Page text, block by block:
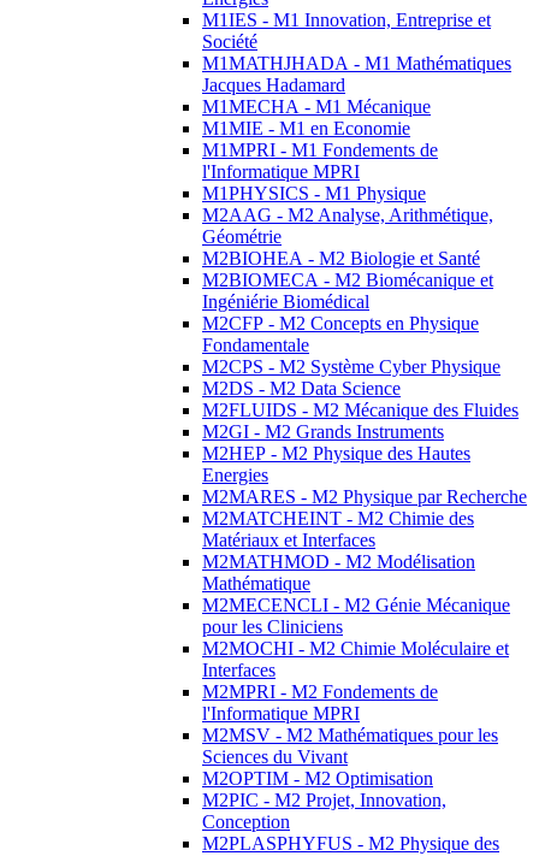
M1IES - M1 Innovation, Entreprise et
Société
M1MATHJHADA - M1 Mathématiques
Jacques Hadamard
M1MECHA - M1 Mécanique
M1MIE - M1 en Economie
M1MPRI - M1 Fondements de
l'Informatique MPRI
M1PHYSICS - M1 Physique
M2AAG - M2 Analyse, Arithmétique,
Géométrie
M2BIOHEA - M2 Biologie et Santé
M2BIOMECA - M2 Biomécanique et
Ingéniérie Biomédical
M2CFP - M2 Concepts en Physique
Fondamentale
M2CPS - M2 Système Cyber Physique
M2DS - M2 Data Science
M2FLUIDS - M2 Mécanique des Fluides
M2GI - M2 Grands Instruments
M2HEP - M2 Physique des Hautes
Energies
M2MARES - M2 Physique par Recherche
M2MATCHEINT - M2 Chimie des
Matériaux et Interfaces
M2MATHMOD - M2 Modélisation
Mathématique
M2MECENCLI - M2 Génie Mécanique
pour les Cliniciens
M2MOCHI - M2 Chimie Moléculaire et
Interfaces
M2MPRI - M2 Fondements de
l'Informatique MPRI
M2MSV - M2 Mathématiques pour les
Sciences du Vivant
M2OPTIM - M2 Optimisation
M2PIC - M2 Projet, Innovation,
Conception
M2PLASPHYFUS - M2 Physique des